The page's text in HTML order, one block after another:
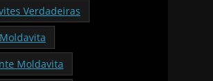
Verdadeiras
Moldavita